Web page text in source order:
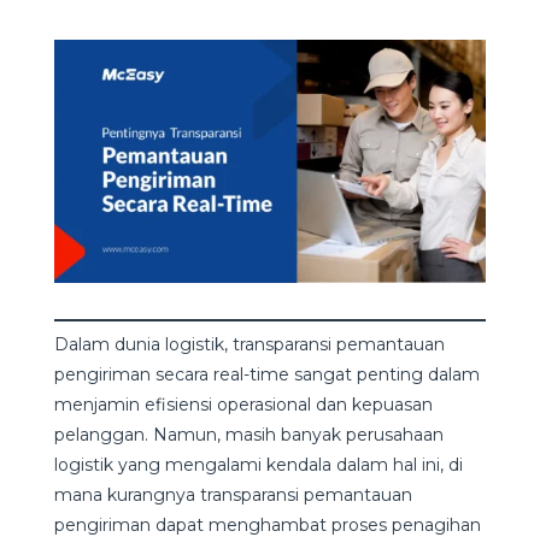
Dalam dunia logistik, transparansi pemantauan
pengiriman secara real-time sangat penting dalam
menjamin efisiensi operasional dan kepuasan
pelanggan. Namun, masih banyak perusahaan
logistik yang mengalami kendala dalam hal ini, di
mana kurangnya transparansi pemantauan
pengiriman dapat menghambat proses penagihan